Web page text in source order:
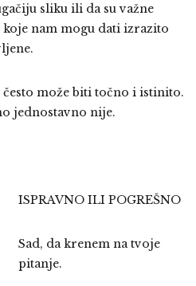
sliku ili da su važne
koje nam mogu dati izrazito
može biti točno i istinito.
jednostavno nije.
ISPRAVNO ILI POGREŠNO
Sad, da krenem na tvoje
pitanje.